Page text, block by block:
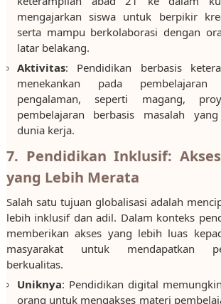
mengajarkan siswa untuk berpikir
serta mampu berkolaborasi dengan
latar belakang.
Aktivitas: Pendidikan berbasis
menekankan pada
pengalaman, seperti magang,
pembelajaran berbasis masalah
dunia kerja.
7. Pendidikan Inklusif:
yang Lebih Merata
Salah satu tujuan globalisasi adalah
lebih inklusif dan adil. Dalam konteks
memberikan akses yang lebih luas
masyarakat untuk mendapatkan
berkualitas.
Uniknya: Pendidikan digital
orang untuk mengakses materi